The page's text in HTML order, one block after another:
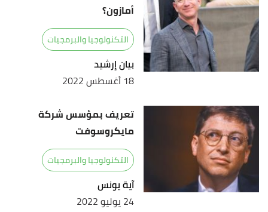
thoughtco, Retrieved 18/10/2021. Edited.
أمازون؟
التكنولوجيا والبرمجيات
بيان إرشيد
18 أغسطس 2022
تعريف بمؤسس شركة
مايكروسوفت
التكنولوجيا والبرمجيات
آية يونس
24 يوليو 2022